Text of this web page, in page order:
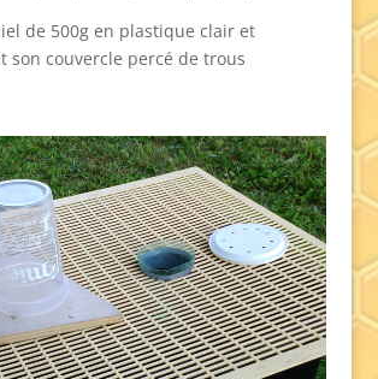
de 500g en plastique clair et
son couvercle percé de trous